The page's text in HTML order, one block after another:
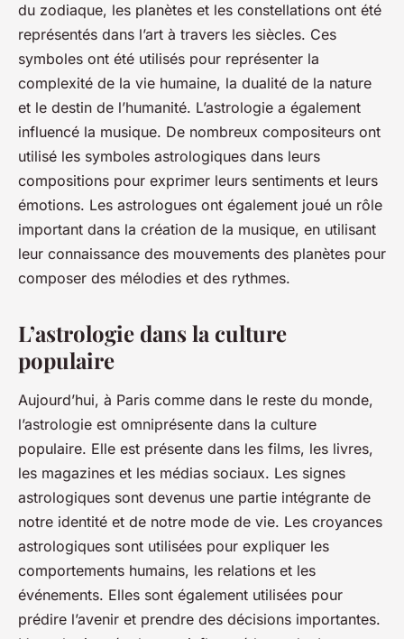
du zodiaque, les planètes et les constellations ont été
représentés dans l’art à travers les siècles. Ces
symboles ont été utilisés pour représenter la
complexité de la vie humaine, la dualité de la nature
et le destin de l’humanité. L’astrologie a également
influencé la musique. De nombreux compositeurs ont
utilisé les symboles astrologiques dans leurs
compositions pour exprimer leurs sentiments et leurs
émotions. Les astrologues ont également joué un rôle
important dans la création de la musique, en utilisant
leur connaissance des mouvements des planètes pour
composer des mélodies et des rythmes.
L’astrologie dans la culture
populaire
Aujourd’hui, à Paris comme dans le reste du monde,
l’astrologie est omniprésente dans la culture
populaire. Elle est présente dans les films, les livres,
les magazines et les médias sociaux. Les signes
astrologiques sont devenus une partie intégrante de
notre identité et de notre mode de vie. Les croyances
astrologiques sont utilisées pour expliquer les
comportements humains, les relations et les
événements. Elles sont également utilisées pour
prédire l’avenir et prendre des décisions importantes.